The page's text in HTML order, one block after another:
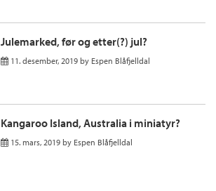
Julemarked, før og etter(?) jul?
11. desember, 2019 by Espen Blåfjelldal
Kangaroo Island, Australia i miniatyr?
15. mars, 2019 by Espen Blåfjelldal